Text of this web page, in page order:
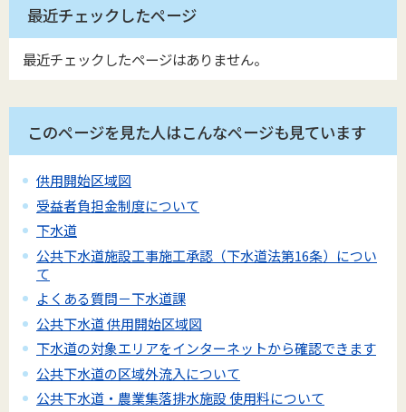
最近チェックしたページ
最近チェックしたページはありません。
このページを見た人はこんなページも見ています
供用開始区域図
受益者負担金制度について
下水道
公共下水道施設工事施工承認（下水道法第16条）につい
て
よくある質問－下水道課
公共下水道 供用開始区域図
下水道の対象エリアをインターネットから確認できます
公共下水道の区域外流入について
公共下水道・農業集落排水施設 使用料について